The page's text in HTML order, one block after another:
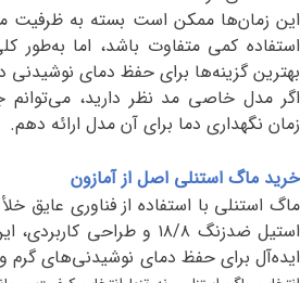
این زمان‌ها ممکن است بسته به ظرفیت
استفاده کمی متفاوت باشد، اما به‌طور
بهترین گزینه‌ها برای حفظ دمای نوشیدنی
اگر مدل خاصی مد نظر دارید، می‌توانم
زمان نگهداری دما برای آن مدل ارائه دهم.
خرید ماگ استنلی اصل از آمازون
ماگ استنلی با استفاده از فناوری عایق
استیل ضدزنگ ۱۸/۸ و طراحی
ایده‌آل برای حفظ دمای نوشیدنی‌های گرم